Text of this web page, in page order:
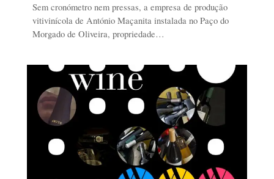
Sem cronómetro nem pressas, a empresa de produção
vitivinícola de António Maçanita instalada no Paço do
Morgado de Oliveira, propriedade…